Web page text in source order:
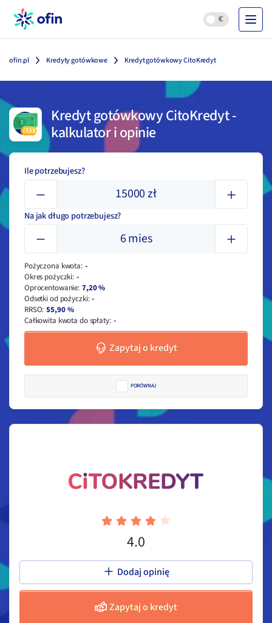
ofin.pl Kredyty gotówkowe Kredyt gotówkowy CitoKredyt
Kredyt gotówkowy CitoKredyt-
kalkulator i opinie
Ile potrzebujesz?
15000zł
Na jak długo potrzebujesz?
6mies
Pożyczona kwota: -
Okres pożyczki: -
Oprocentowanie: 7,20 %
Odsetki od pożyczki: -
RRSO: 55,90 %
Całkowita kwota do spłaty: -
Zapytaj o kredyt
PORÓWNAJ
4.0
Dodaj opinię
Zapytaj o kredyt